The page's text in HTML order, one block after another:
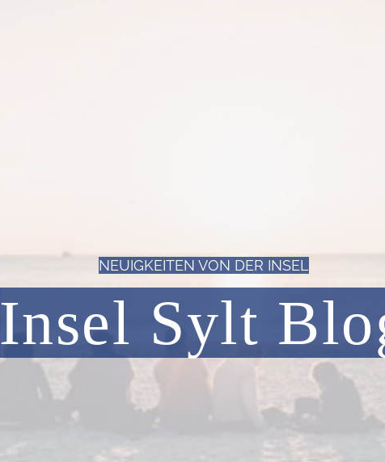
NEUIGKEITEN VON DER INSEL
Insel Sylt